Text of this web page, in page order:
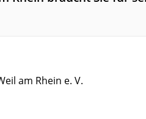
am Rhein e. V.